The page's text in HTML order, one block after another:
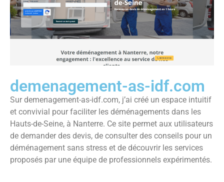
demenagement-as-idf.com
Sur demenagement-as-idf.com, j’ai créé un espace intuitif
et convivial pour faciliter les déménagements dans les
Hauts-de-Seine, à Nanterre. Ce site permet aux utilisateurs
de demander des devis, de consulter des conseils pour un
déménagement sans stress et de découvrir les services
proposés par une équipe de professionnels expérimentés.